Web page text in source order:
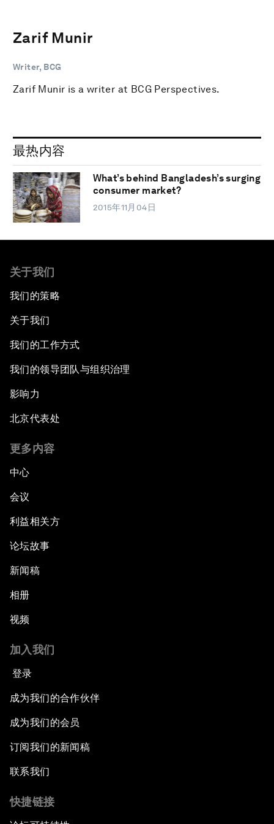
Zarif Munir
Writer, BCG
Zarif Munir is a writer at BCG Perspectives.
最热内容
What’s behind Bangladesh’s surging
consumer market?
2015年11月04日
关于我们
我们的策略
关于我们
我们的工作方式
我们的领导团队与组织治理
影响力
北京代表处
更多内容
中心
会议
利益相关方
论坛故事
新闻稿
相册
视频
加入我们
登录
成为我们的合作伙伴
成为我们的会员
订阅我们的新闻稿
联系我们
快捷链接